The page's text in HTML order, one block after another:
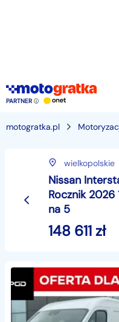
PARTNER
motogratka.pl
wielkopolskie
Nissan
Rocznik 2026
na 5
148 611zł